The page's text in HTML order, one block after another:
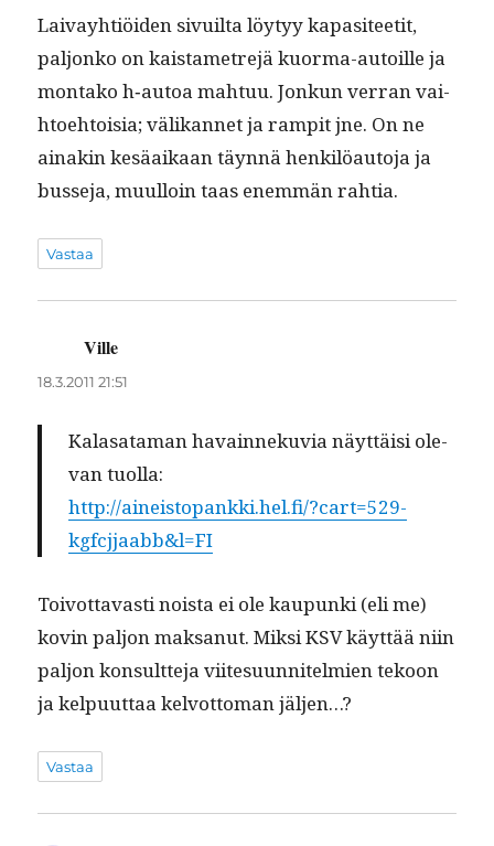
Laivay­htiöi­den sivuil­ta löy­tyy kap­a­siteetit,
paljonko on kaistame­tre­jä kuor­ma-autoille ja
mon­tako h‑autoa mah­tuu. Jonkun ver­ran vai­
h­toe­htoisia; välikan­net ja rampit jne. On ne
ainakin kesäaikaan täyn­nä henkilöau­to­ja ja
busse­ja, muul­loin taas enem­män rahtia.
Vastaa
Ville
18.3.2011 21:51
Kalasa­ta­man havain­neku­via näyt­täisi ole­
van tuolla:
http://aineistopankki.hel.fi/?cart=529-
kgfcjjaabb&l=FI
Toiv­ot­tavasti noista ei ole kaupun­ki (eli me)
kovin paljon mak­sanut. Mik­si KSV käyt­tää niin
paljon kon­sult­te­ja viite­su­un­nitelmien tekoon
ja kelpu­ut­taa kelvot­toman jäljen…?
Vastaa